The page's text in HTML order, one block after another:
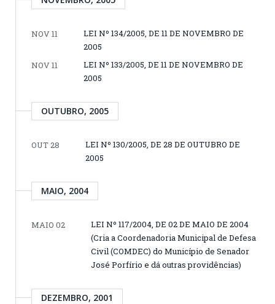
NOV 11
LEI Nº 134/2005, DE 11 DE NOVEMBRO DE
2005
NOV 11
LEI Nº 133/2005, DE 11 DE NOVEMBRO DE
2005
OUTUBRO, 2005
OUT 28
LEI Nº 130/2005, DE 28 DE OUTUBRO DE
2005
MAIO, 2004
MAIO 02
LEI Nº 117/2004, DE 02 DE MAIO DE 2004
(Cria a Coordenadoria Municipal de Defesa
Civil (COMDEC) do Município de Senador
José Porfírio e dá outras providências)
DEZEMBRO, 2001